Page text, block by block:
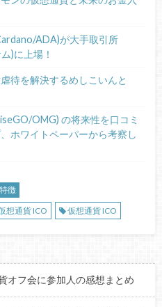
ADA)が大手取引所
)に上場！
待を解決するめしこいんと
OMG) の将来性を口コミ
ホワイトペーパーから考察し
徴
想通貨 ICO 仮想通貨 ICO
オフ会に参加人の感想まとめ